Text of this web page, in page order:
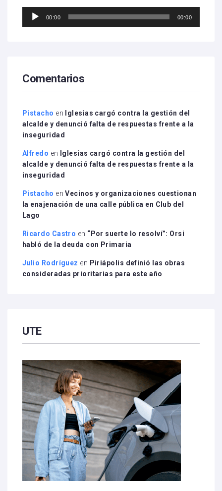
Reproductor
00:00 00:00
Comentarios
Pistacho en
Iglesias cargó contra la gestión del
alcalde y denunció falta de respuestas frente a la
inseguridad
Alfredo en
Iglesias cargó contra la gestión del
alcalde y denunció falta de respuestas frente a la
inseguridad
Pistacho enVecinos y organizaciones cuestionan
la enajenación de una calle pública en Club del
Lago
Ricardo Castro en “Por suerte lo resolví”: Orsi
habló de la deuda con Primaria
Julio Rodríguez en Piriápolis definió las obras
consideradas prioritarias para este año
UTE